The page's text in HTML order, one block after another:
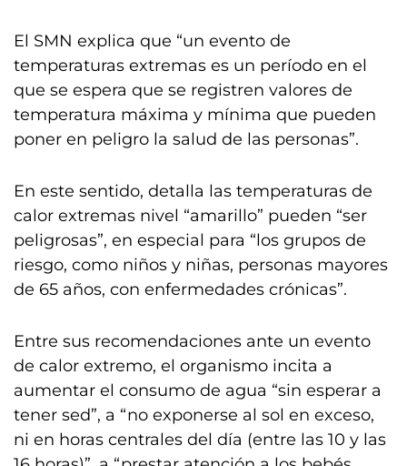
El SMN explica que “un evento de
temperaturas extremas es un período en el
que se espera que se registren valores de
temperatura máxima y mínima que pueden
poner en peligro la salud de las personas”.
En este sentido, detalla las temperaturas de
calor extremas nivel “amarillo” pueden “ser
peligrosas”, en especial para “los grupos de
riesgo, como niños y niñas, personas mayores
de 65 años, con enfermedades crónicas”.
Entre sus recomendaciones ante un evento
de calor extremo, el organismo incita a
aumentar el consumo de agua “sin esperar a
tener sed”, a “no exponerse al sol en exceso,
ni en horas centrales del día (entre las 10 y las